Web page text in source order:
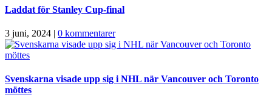
Laddat för Stanley Cup-final
3 juni, 2024 | 0 kommentarer
Svenskarna visade upp sig i NHL när Vancouver och Toronto
möttes